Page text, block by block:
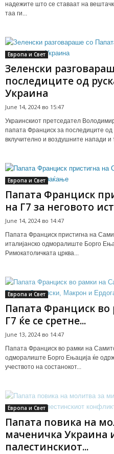
надежите што се ставаат на
таа ги...
Европа и Свет
Зеленски
последиците од
Украина
June 14, 2024 во 15:47
Украинскиот претседател
папата Франциск за последиците од
вклучително и воздушните напади и
Европа и Свет
Папата Франциск
на Г7 за неговото
June 14, 2024 во 14:47
Папата Франциск пристигна на
италијанско одморалиште Борго
Римокатоличката црква...
Европа и Свет
Папата Франциск
Г7 ќе се сретне...
June 13, 2024 во 14:47
Папата Франциск во рамки на
одморалиште Борго Ењација ќе
учеството на состанокот...
Европа и Свет
Папата повика на
маченичка Украина
палестинскиот...